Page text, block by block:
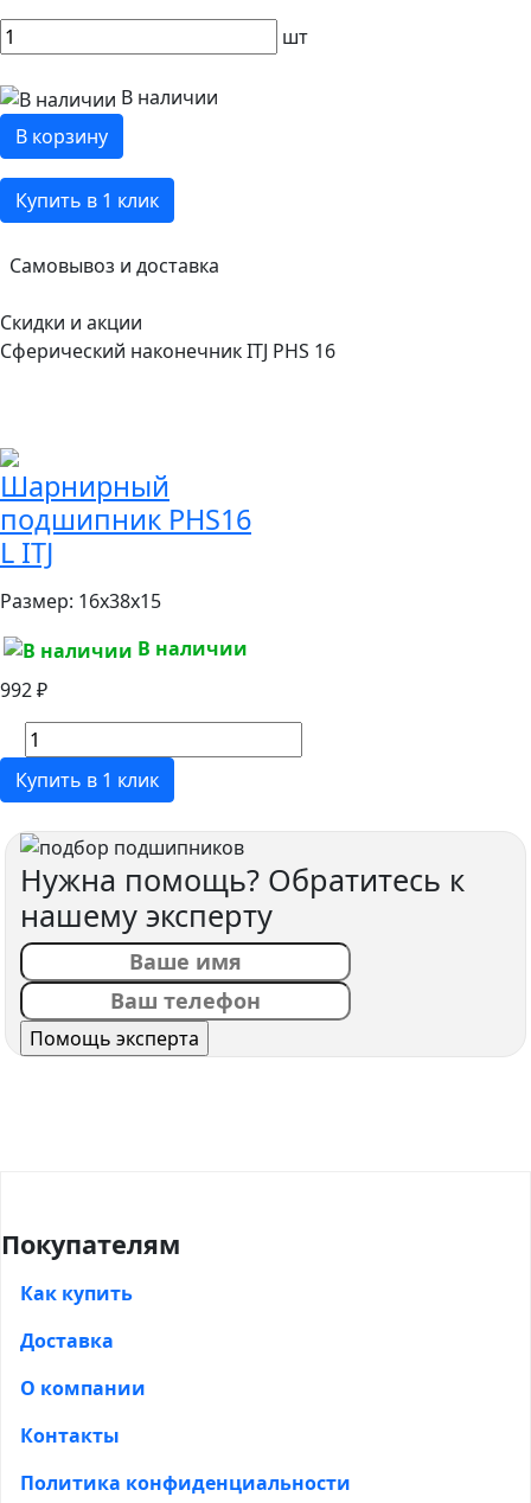
шт
В наличии
В корзину
Купить в 1 клик
Самовывоз и доставка
Скидки и акции
Сферический наконечник ITJ PHS 16
Шарнирный
подшипник PHS16
L ITJ
Размер: 16x38x15
В наличии
992 ₽
Купить в 1 клик
Нужна помощь? Обратитесь к
нашему эксперту
Покупателям
Как купить
Доставка
О компании
Контакты
Политика конфиденциальности